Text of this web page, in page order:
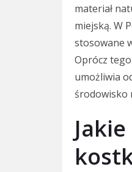
materiał
miejską. W
stosowane
Oprócz
umożliwia
środowisko